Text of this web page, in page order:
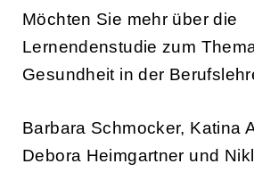
Möchten Sie mehr über die
Lernendenstudie zum
Gesundheit in der
Barbara Schmocker, Katina
Debora Heimgartner und